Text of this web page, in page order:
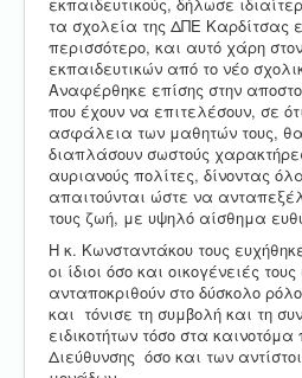
τα σχολεία της ΔΠΕ Καρδίτσας
περισσότερο, και αυτό χάρη
εκπαιδευτικών από το νέο
Αναφέρθηκε επίσης στην
που έχουν να επιτελέσουν, σε
ασφάλεια των μαθητών τους,
διαπλάσουν σωστούς
αυριανούς πολίτες, δίνοντας
απαιτούνται ώστε να
τους ζωή, με υψηλό αίσθημα
Η κ. Κωνσταντάκου τους
οι ίδιοι όσο και οικογένειές
ανταποκριθούν στο δύσκολο
και τόνισε τη συμβολή και τη
ειδικοτήτων τόσο στα
Διεύθυνσης όσο και των